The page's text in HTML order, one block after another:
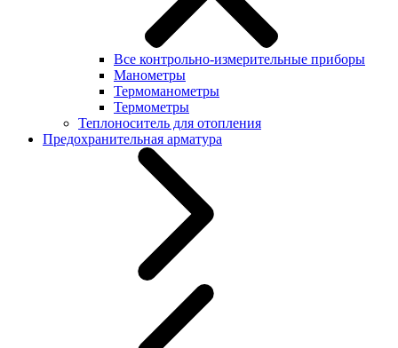
Все контрольно-измерительные приборы
Манометры
Термоманометры
Термометры
Теплоноситель для отопления
Предохранительная арматура